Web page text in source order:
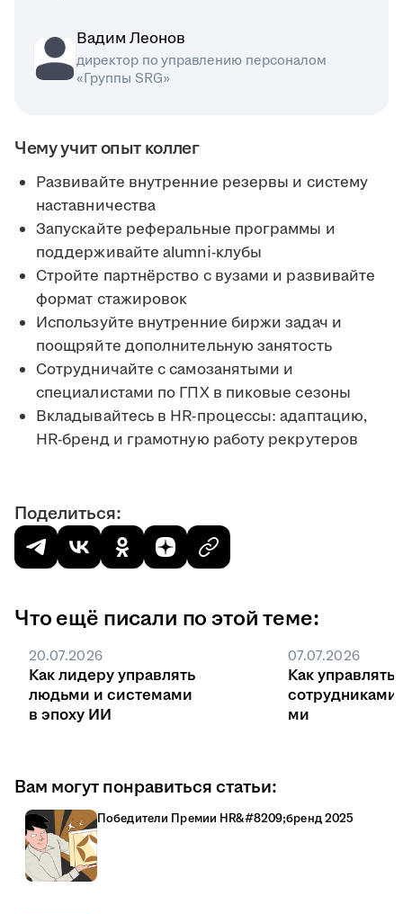
Вадим Леонов
директор по управлению персоналом
«Группы SRG»
Чему учит опыт коллег
Развивайте внутренние резервы и систему
наставничества
Запускайте реферальные программы и
поддерживайте alumni-клубы
Стройте партнёрство с вузами и развивайте
формат стажировок
Используйте внутренние биржи задач и
поощряйте дополнительную занятость
Сотрудничайте с самозанятыми и
специалистами по ГПХ в пиковые сезоны
Вкладывайтесь в HR-процессы: адаптацию,
HR-бренд и грамотную работу рекрутеров
Поделиться:
Что ещё писали по этой теме:
20.07.2026
Как лидеру управлять
людьми и системами
в эпоху ИИ
07.07.2026
Как управлять
ми
Вам могут понравиться статьи:
Победители Премии HR&#8209;бренд 2025